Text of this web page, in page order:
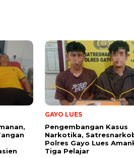
GAYO LUES
Pengembangan Kasus
Narkotika,
Polres Gayo Lues
Tiga Pelajar